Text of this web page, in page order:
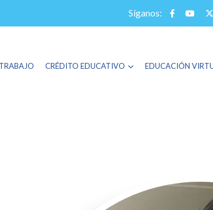
Síganos:
CRÉDITO EDUCATIVO EDUCACIÓN